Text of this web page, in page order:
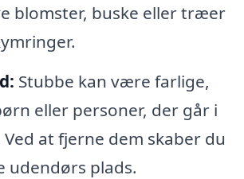
blomster, buske eller træer
Stubbe kan være farlige,
eller personer, der går i
at fjerne dem skaber du
udendørs plads.